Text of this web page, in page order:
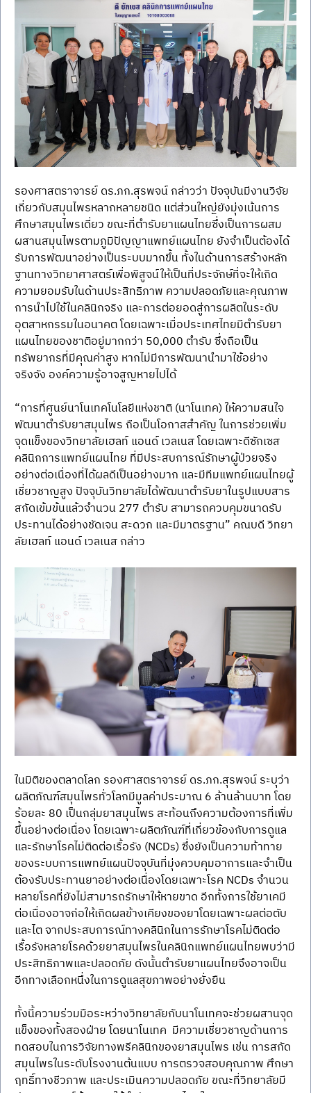
รองศาสตราจารย์ ดร.ภก.สุรพจน์ กล่าวว่า ปัจจุบันมีงานวิจัย
เกี่ยวกับสมุนไพรหลากหลายชนิด แต่ส่วนใหญ่ยังมุ่งเน้นการ
ศึกษาสมุนไพรเดี่ยว ขณะที่ตำรับยาแผนไทยซึ่งเป็นการผสม
ผสานสมุนไพรตามภูมิปัญญาแพทย์แผนไทย ยังจำเป็นต้องได้
รับการพัฒนาอย่างเป็นระบบมากขึ้น ทั้งในด้านการสร้างหลัก
ฐานทางวิทยาศาสตร์เพื่อพิสูจน์ให้เป็นที่ประจักษ์ที่จะให้เกิด
ความยอมรับในด้านประสิทธิภาพ ความปลอดภัยและคุณภาพ
การนำไปใช้ในคลินิกจริง และการต่อยอดสู่การผลิตในระดับ
อุตสาหกรรมในอนาคต โดยเฉพาะเมื่อประเทศไทยมีตำรับยา
แผนไทยของชาติอยู่มากกว่า 50,000 ตำรับ ซึ่งถือเป็น
ทรัพยากรที่มีคุณค่าสูง หากไม่มีการพัฒนานำมาใช้อย่าง
จริงจัง องค์ความรู้อาจสูญหายไปได้
“การที่ศูนย์นาโนเทคโนโลยีแห่งชาติ (นาโนเทค) ให้ความสนใจ
พัฒนาตำรับยาสมุนไพร ถือเป็นโอกาสสำคัญ ในการช่วยเพิ่ม
จุดแข็งของวิทยาลัยเฮลท์ แอนด์ เวลเนส โดยเฉพาะดีซักเซส
คลินิกการแพทย์แผนไทย ที่มีประสบการณ์รักษาผู้ป่วยจริง
อย่างต่อเนื่องที่ได้ผลดีเป็นอย่างมาก และมีทีมแพทย์แผนไทยผู้
เชี่ยวชาญสูง ปัจจุบันวิทยาลัยได้พัฒนาตำรับยาในรูปแบบสาร
สกัดเข้มข้นแล้วจำนวน 277 ตำรับ สามารถควบคุมขนาดรับ
ประทานได้อย่างชัดเจน สะดวก และมีมาตรฐาน” คณบดี วิทยา
ลัยเฮลท์ แอนด์ เวลเนส กล่าว
ในมิติของตลาดโลก รองศาสตราจารย์ ดร.ภก.สุรพจน์ ระบุว่า
ผลิตภัณฑ์สมุนไพรทั่วโลกมีมูลค่าประมาณ 6 ล้านล้านบาท โดย
ร้อยละ 80 เป็นกลุ่มยาสมุนไพร สะท้อนถึงความต้องการที่เพิ่ม
ขึ้นอย่างต่อเนื่อง โดยเฉพาะผลิตภัณฑ์ที่เกี่ยวข้องกับการดูแล
และรักษาโรคไม่ติดต่อเรื้อรัง (NCDs) ซึ่งยังเป็นความท้าทาย
ของระบบการแพทย์แผนปัจจุบันที่มุ่งควบคุมอาการและจำเป็น
ต้องรับประทานยาอย่างต่อเนื่องโดยเฉพาะโรค NCDs จำนวน
หลายโรคที่ยังไม่สามารถรักษาให้หายขาด อีกทั้งการใช้ยาเคมี
ต่อเนื่องอาจก่อให้เกิดผลข้างเคียงของยาโดยเฉพาะผลต่อตับ
และไต จากประสบการณ์ทางคลินิกในการรักษาโรคไม่ติดต่อ
เรื้อรังหลายโรคด้วยยาสมุนไพรในคลินิกแพทย์แผนไทยพบว่ามี
ประสิทธิภาพและปลอดภัย ดังนั้นตำรับยาแผนไทยจึงอาจเป็น
อีกทางเลือกหนึ่งในการดูแลสุขภาพอย่างยั่งยืน
ทั้งนี้ความร่วมมือระหว่างวิทยาลัยกับนาโนเทคจะช่วยผสานจุด
แข็งของทั้งสองฝ่าย โดยนาโนเทค  มีความเชี่ยวชาญด้านการ
ทดสอบในการวิจัยทางพรีคลินิกของยาสมุนไพร เช่น การสกัด
สมุนไพรในระดับโรงงานต้นแบบ การตรวจสอบคุณภาพ ศึกษา
ฤทธิ์ทางชีวภาพ และประเมินความปลอดภัย ขณะที่วิทยาลัยมี